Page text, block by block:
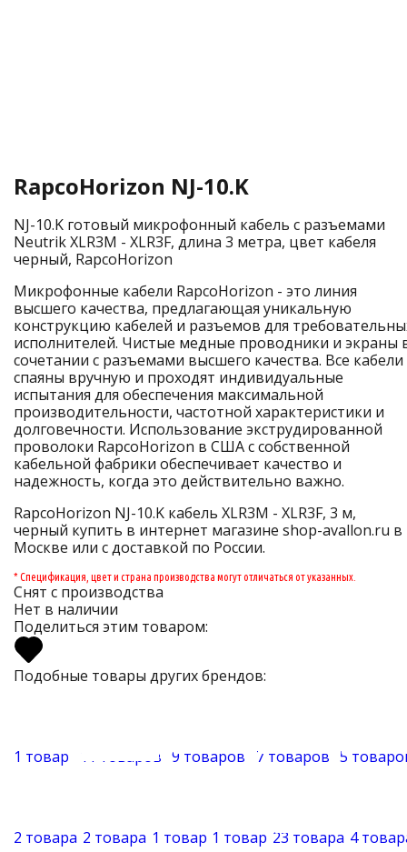
RapcoHorizon NJ-10.K
NJ-10.K готовый микрофонный кабель с разъемами
Neutrik XLR3M - XLR3F, длина 3 метра, цвет кабеля
черный, RapcoHorizon
Микрофонные кабели RapcoHorizon - это линия
высшего качества, предлагающая уникальную
конструкцию кабелей и разъемов для
исполнителей. Чистые медные проводники и экраны
сочетании с разъемами высшего качества. Все кабели
спаяны вручную и проходят индивидуальные
испытания для обеспечения максимальной
производительности, частотной характеристики и
долговечности. Использование экструдированной
проволоки RapcoHorizon в США с собственной
кабельной фабрики обеспечивает качество и
надежность, когда это действительно важно.
RapcoHorizon NJ-10.K кабель XLR3M - XLR3F, 3 м,
черный купить в интернет магазине shop-avallon.ru в
Москве или с доставкой по России.
* Спецификация, цвет и страна производства могут отличаться от указанных.
Снят с производства
Нет в наличии
Поделиться этим товаром:
Подобные товары других брендов:
1 товар 11 товаров 9 товаров 7 товаров 5
2 товара 2 товара 1 товар 1 товар 23 товара 4